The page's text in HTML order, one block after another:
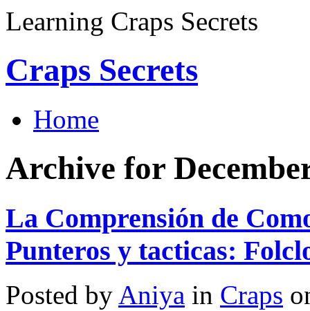
Learning Craps Secrets
Craps Secrets
Home
Archive for
La Comprensión de
Punteros y tacticas:
Posted by Aniya in Craps